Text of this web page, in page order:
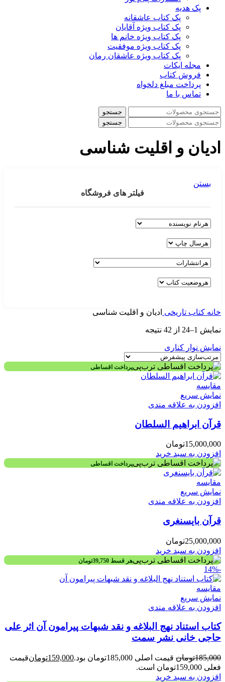
پک هدیه
پک کتاب عاشقانه
پک کتاب ویژه آقایان
پک کتاب ویژه خانم ها
پک کتاب ویژه موفقیت
پک کتاب ویژه عاشقان رمان
مجله ایکات
فروش کتاب
پرداخت مبلغ دلخواه
تماس با ما
جستجو
جستجو
ادیان و اقلیت شناسی
بستن
خانه کتاب تاریخی ادیان و اقلیت شناسی
نمایش 1–24 از 42 نتیجه
نمایش نوار کناری
پرداخت اقساطی
مقايسه
نمایش سریع
افزودن به علاقه مندی
قرآن ابراهیم السلطان
15,000,000تومان
افزودن به سبد خرید
پرداخت اقساطی
مقايسه
نمایش سریع
افزودن به علاقه مندی
قرآن بایسنغری
25,000,000تومان
افزودن به سبد خرید
هر قسط 39,750تومان
-14%
مقايسه
نمایش سریع
افزودن به علاقه مندی
کتاب استناد نهج البلاغه و نقد شبهات پیرامون آن اثر علی
حاجی خانی نشر سمت
185,000تومان قیمت اصلی 185,000تومان بود. 159,000تومانقیمت
فعلی 159,000تومان است.
افزودن به سبد خرید